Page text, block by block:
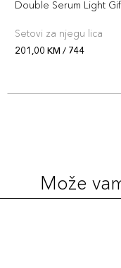
705
Double Serum Light
Setovi za njegu lica
201,00 KM / 744
Može